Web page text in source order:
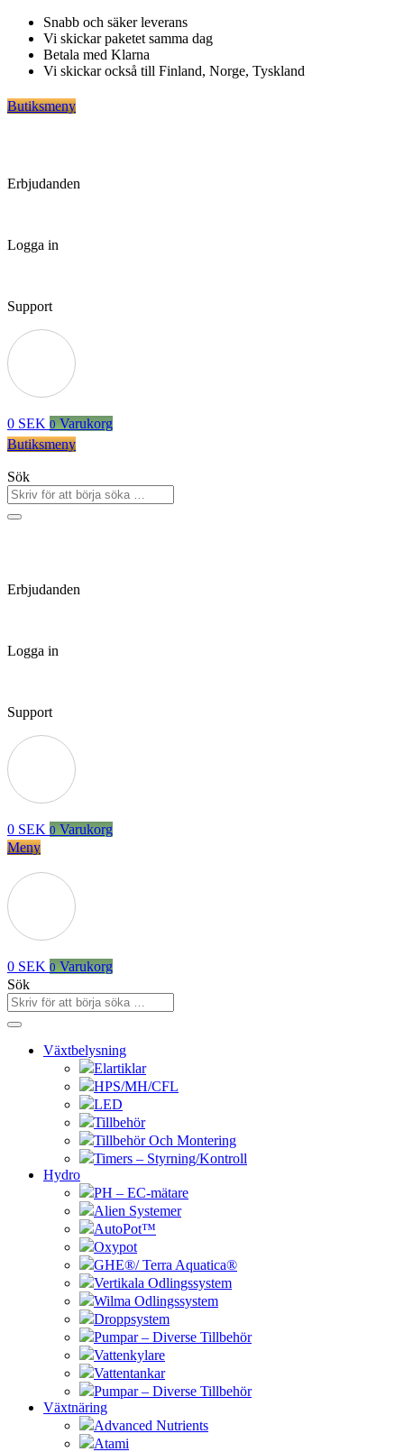
Hoppa
innehåll
Snabb och säker leverans
Vi skickar paketet samma dag
Betala med Klarna
Vi skickar också till Finland, Norge, Tyskland
Butiksmeny
Erbjudanden
Logga in
Support
0 SEK 0 Varukorg
Butiksmeny
Sök
Erbjudanden
Logga in
Support
0 SEK 0 Varukorg
Meny
0 SEK 0 Varukorg
Sök
Växtbelysning
Elartiklar
HPS/MH/CFL
LED
Tillbehör
Tillbehör Och Montering
Timers – Styrning/Kontroll
Hydro
PH – EC-mätare
Alien Systemer
AutoPot™
Oxypot
GHE®/ Terra Aquatica®
Vertikala Odlingssystem
Wilma Odlingssystem
Droppsystem
Pumpar – Diverse Tillbehör
Vattenkylare
Vattentankar
Pumpar – Diverse Tillbehör
Växtnäring
Advanced Nutrients
Atami